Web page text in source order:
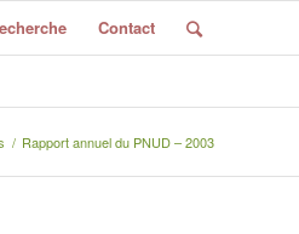
Contact
/ Rapport annuel du PNUD – 2003